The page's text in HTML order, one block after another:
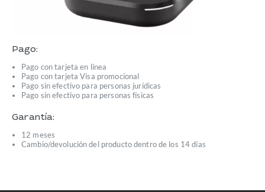
Pago:
Pago con tarjeta en línea
Pago con tarjeta Visa promocional
Pago sin efectivo para personas jurídicas
Pago sin efectivo para personas físicas
Garantía:
12 meses
Cambio/devolución del producto dentro de los 14 días